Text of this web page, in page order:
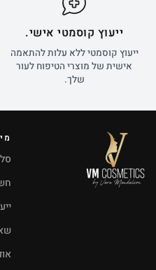
ייעוץ קוסמטי אישי.
ייעוץ קוסמטי ללא עלות להתאמה
אישית של מוצרי הטיפוח לעור
שלך.